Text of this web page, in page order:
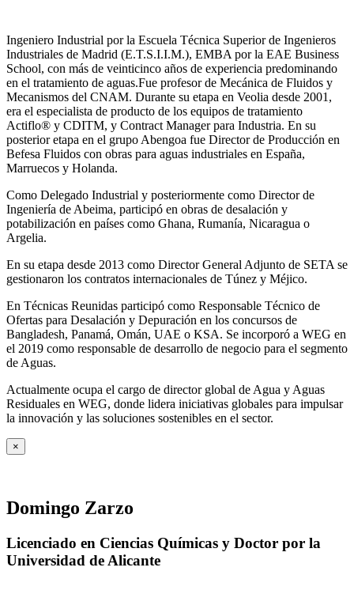
Ingeniero Industrial por la Escuela Técnica Superior de Ingenieros
Industriales de Madrid (E.T.S.I.I.M.), EMBA por la EAE Business
School, con más de veinticinco años de experiencia predominando
en el tratamiento de aguas.Fue profesor de Mecánica de Fluidos y
Mecanismos del CNAM. Durante su etapa en Veolia desde 2001,
era el especialista de producto de los equipos de tratamiento
Actiflo® y CDITM, y Contract Manager para Industria. En su
posterior etapa en el grupo Abengoa fue Director de Producción en
Befesa Fluidos con obras para aguas industriales en España,
Marruecos y Holanda.
Como Delegado Industrial y posteriormente como Director de
Ingeniería de Abeima, participó en obras de desalación y
potabilización en países como Ghana, Rumanía, Nicaragua o
Argelia.
En su etapa desde 2013 como Director General Adjunto de SETA se
gestionaron los contratos internacionales de Túnez y Méjico.
En Técnicas Reunidas participó como Responsable Técnico de
Ofertas para Desalación y Depuración en los concursos de
Bangladesh, Panamá, Omán, UAE o KSA. Se incorporó a WEG en
el 2019 como responsable de desarrollo de negocio para el segmento
de Aguas.
Actualmente ocupa el cargo de director global de Agua y Aguas
Residuales en WEG, donde lidera iniciativas globales para impulsar
la innovación y las soluciones sostenibles en el sector.
×
Domingo Zarzo
Licenciado en Ciencias Químicas y Doctor por la
Universidad de Alicante